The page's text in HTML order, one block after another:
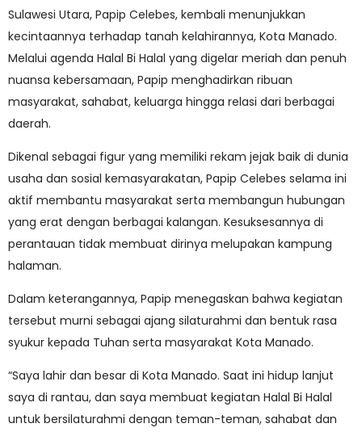
Sulawesi Utara, Papip Celebes, kembali menunjukkan
kecintaannya terhadap tanah kelahirannya, Kota Manado.
Melalui agenda Halal Bi Halal yang digelar meriah dan penuh
nuansa kebersamaan, Papip menghadirkan ribuan
masyarakat, sahabat, keluarga hingga relasi dari berbagai
daerah.
Dikenal sebagai figur yang memiliki rekam jejak baik di dunia
usaha dan sosial kemasyarakatan, Papip Celebes selama ini
aktif membantu masyarakat serta membangun hubungan
yang erat dengan berbagai kalangan. Kesuksesannya di
perantauan tidak membuat dirinya melupakan kampung
halaman.
Dalam keterangannya, Papip menegaskan bahwa kegiatan
tersebut murni sebagai ajang silaturahmi dan bentuk rasa
syukur kepada Tuhan serta masyarakat Kota Manado.
“Saya lahir dan besar di Kota Manado. Saat ini hidup lanjut
saya di rantau, dan saya membuat kegiatan Halal Bi Halal
untuk bersilaturahmi dengan teman-teman, sahabat dan